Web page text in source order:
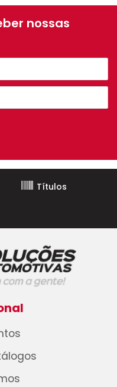
nossas
Títulos